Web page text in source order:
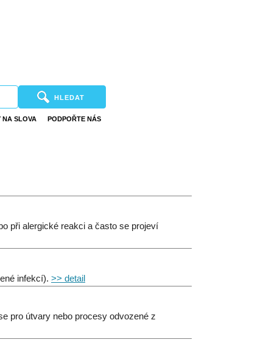
HLEDAT
NA SLOVA PODPOŘTE NÁS
při alergické reakci a často se projeví
infekcí). >> detail
pro útvary nebo procesy odvozené z